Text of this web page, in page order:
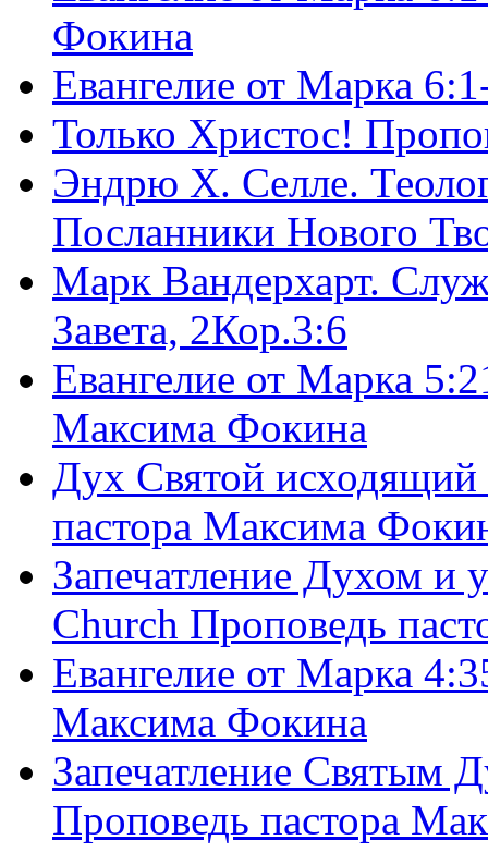
Фокина
Евангелие от Марка
Только Христос!
Эндрю Х. Селле.
Посланники Нового
Марк Вандерхарт.
Завета, 2Кор.3:6
Евангелие от Марка
Максима Фокина
Дух Святой
пастора Максима
Запечатление Духом и
Church Проповедь
Евангелие от Марка
Максима Фокина
Запечатление Святым
Проповедь пастора